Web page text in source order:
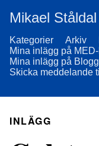
Mikael Ståldal
Kategorier Arkiv
Mina inlägg på
Mina inlägg på
Skicka meddelande
INLÄGG